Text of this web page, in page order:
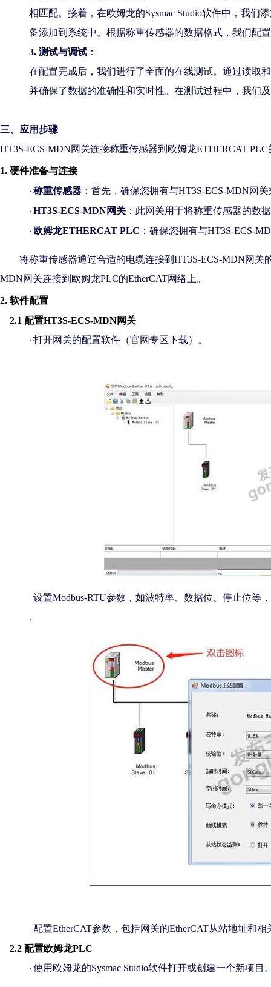
相匹配。接着，在欧姆龙的Sysmac Studio软件中，我们
备添加到系统中。根据称重传感器的数据格式，我们配
3. 测试与调试 ：
在配置完成后，我们进行了全面的在线测试。通过读取
并确保了数据的准确性和实时性。在测试过程中，我们
三、应用步骤
HT3S-ECS-MDN网关连接称重传感器到欧姆龙ETHERCAT
1. 硬件准备与连接
· 称重传感器 ：首先，确保您拥有与HT3S-ECS-MDN网
· HT3S-ECS-MDN网关 ：此网关用于将称重传感器的数
· 欧姆龙ETHERCAT PLC ：确保您拥有与HT3S-ECS-
将称重传感器通过合适的电缆连接到 HT3S-ECS-MDN网关
MDN网关连接到欧姆龙PLC的EtherCAT网络上。
2. 软件配置
2.1 配置HT3S-ECS-MDN网关
· 打开网关的配置软件 （官网专区下载） 。
· 设置Modbus-RTU参数，如波特率、数据位、停止位等
·
· 配置EtherCAT参数，包括网关的EtherCAT从站地址和
2.2 配置欧姆龙PLC
· 使用欧姆龙的Sysmac Studio软件打开或创建一个新项目